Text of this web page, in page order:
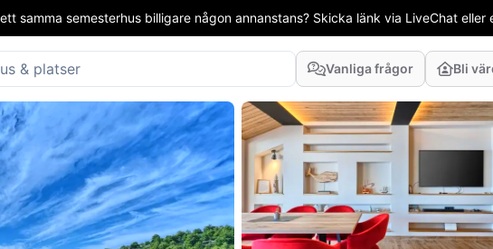
samma semesterhus billigare någon annanstans? Skicka länk via LiveChat
Vanliga frågor Bli